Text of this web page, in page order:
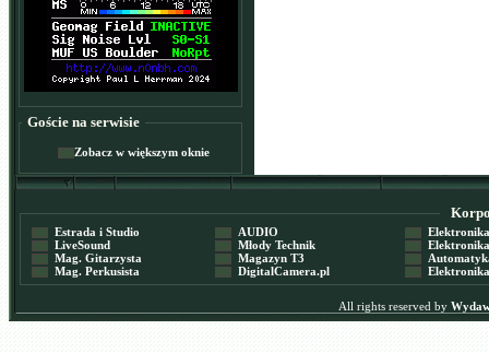
Goście na serwisie
Zobacz w większym oknie
Estrada i Studio
LiveSound
Mag. Gitarzysta
Mag. Perkusista
AUDIO
Młody Technik
Magazyn T3
DigitalCamera.pl
Elektronika
Elektronika
Automatyka
Elektronika
All rights reserved by